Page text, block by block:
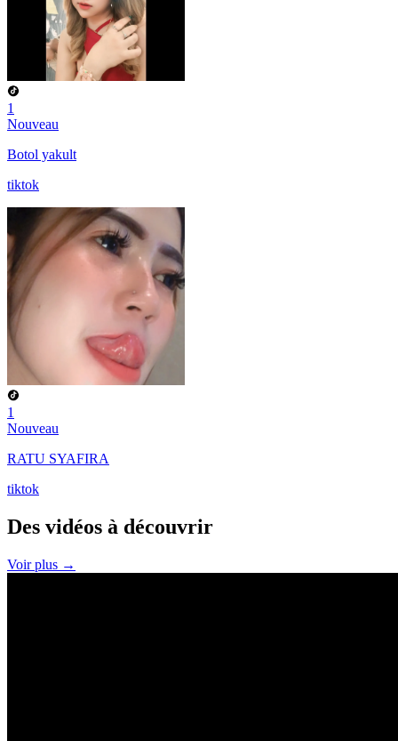
1
Nouveau
Botol yakult
tiktok
1
Nouveau
RATU SYAFIRA
tiktok
Des vidéos à découvrir
Voir plus →